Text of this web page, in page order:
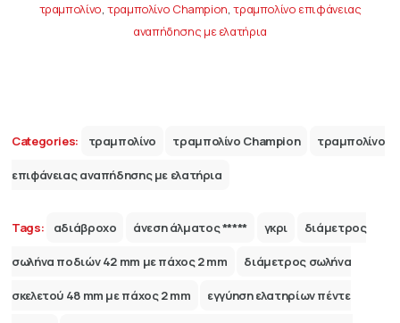
τραμπολίνο,τραμπολίνο Champion,τραμπολίνο επιφάνειας
αναπήδησης με ελατήρια
Categories: τραμπολίνο τραμπολίνο Champion τραμπολίνο
επιφάνειας αναπήδησης με ελατήρια
Tags: αδιάβροχο άνεση άλματος ***** γκρι διάμετρος
σωλήνα ποδιών 42 mm με πάχος 2 mm διάμετρος σωλήνα
σκελετού 48 mm με πάχος 2 mm εγγύηση ελατηρίων πέντε